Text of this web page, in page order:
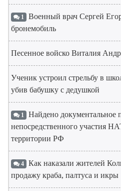
1 Военный врач Сергей
бронемобиль
Песенное войско Виталия
Ученик устроил стрельбу в
убив бабушку с дедушкой
1 Найдено документальное
непосредственного участия
территории РФ
4 Как наказали жителей
продажу краба, палтуса и икры